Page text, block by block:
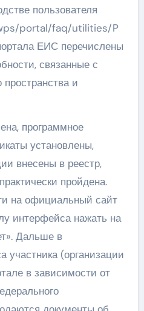
пользователя
portal/faq/utilities/P
ЕИС перечислены
связанные с
пространства и
программное
установлены,
внесены в реестр,
пройдена.
на официальный сайт
интерфейса нажать на
Дальше в
участника (организации
в зависимости от